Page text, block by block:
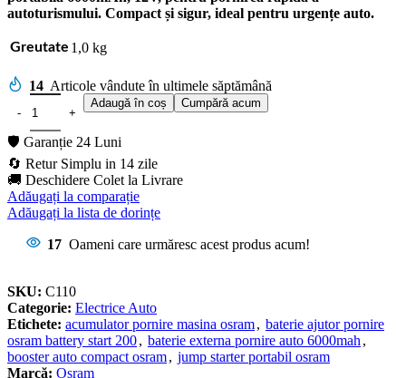
autoturismului. Compact și sigur, ideal pentru urgențe auto.
Greutate 1,0 kg
14 Articole vândute în ultimele săptămână
Adaugă în coș Cumpără acum
🛡️ Garanție 24 Luni
🔄 Retur Simplu in 14 zile
🚚 Deschidere Colet la Livrare
Adăugați la comparație
Adăugați la lista de dorințe
17 Oameni care urmăresc acest produs acum!
SKU: C110
Categorie: Electrice Auto
Etichete: acumulator pornire masina osram, baterie ajutor pornire
osram battery start 200, baterie externa pornire auto 6000mah ,
booster auto compact osram, jump starter portabil osram
Marcă: Osram